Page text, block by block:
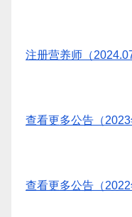
注册营养师（
查看更多公告（2023
查看更多公告（2022